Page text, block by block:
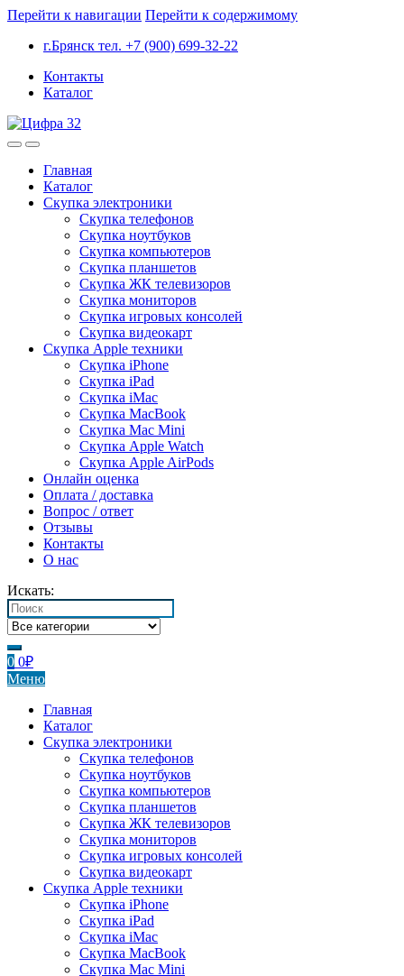
Перейти к навигации Перейти к содержимому
г.Брянск тел. +7 (900) 699-32-22
Контакты
Каталог
Главная
Каталог
Скупка электроники
Скупка телефонов
Скупка ноутбуков
Скупка компьютеров
Скупка планшетов
Скупка ЖК телевизоров
Скупка мониторов
Скупка игровых консолей
Скупка видеокарт
Скупка Apple техники
Скупка iPhone
Скупка iPad
Скупка iMac
Скупка MacBook
Скупка Mac Mini
Скупка Apple Watch
Скупка Apple AirPods
Онлайн оценка
Оплата / доставка
Вопрос / ответ
Отзывы
Контакты
О нас
Искать:
0 0₽
Меню
Главная
Каталог
Скупка электроники
Скупка телефонов
Скупка ноутбуков
Скупка компьютеров
Скупка планшетов
Скупка ЖК телевизоров
Скупка мониторов
Скупка игровых консолей
Скупка видеокарт
Скупка Apple техники
Скупка iPhone
Скупка iPad
Скупка iMac
Скупка MacBook
Скупка Mac Mini